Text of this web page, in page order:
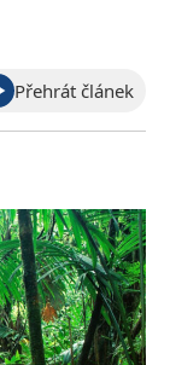
Přehrát článek